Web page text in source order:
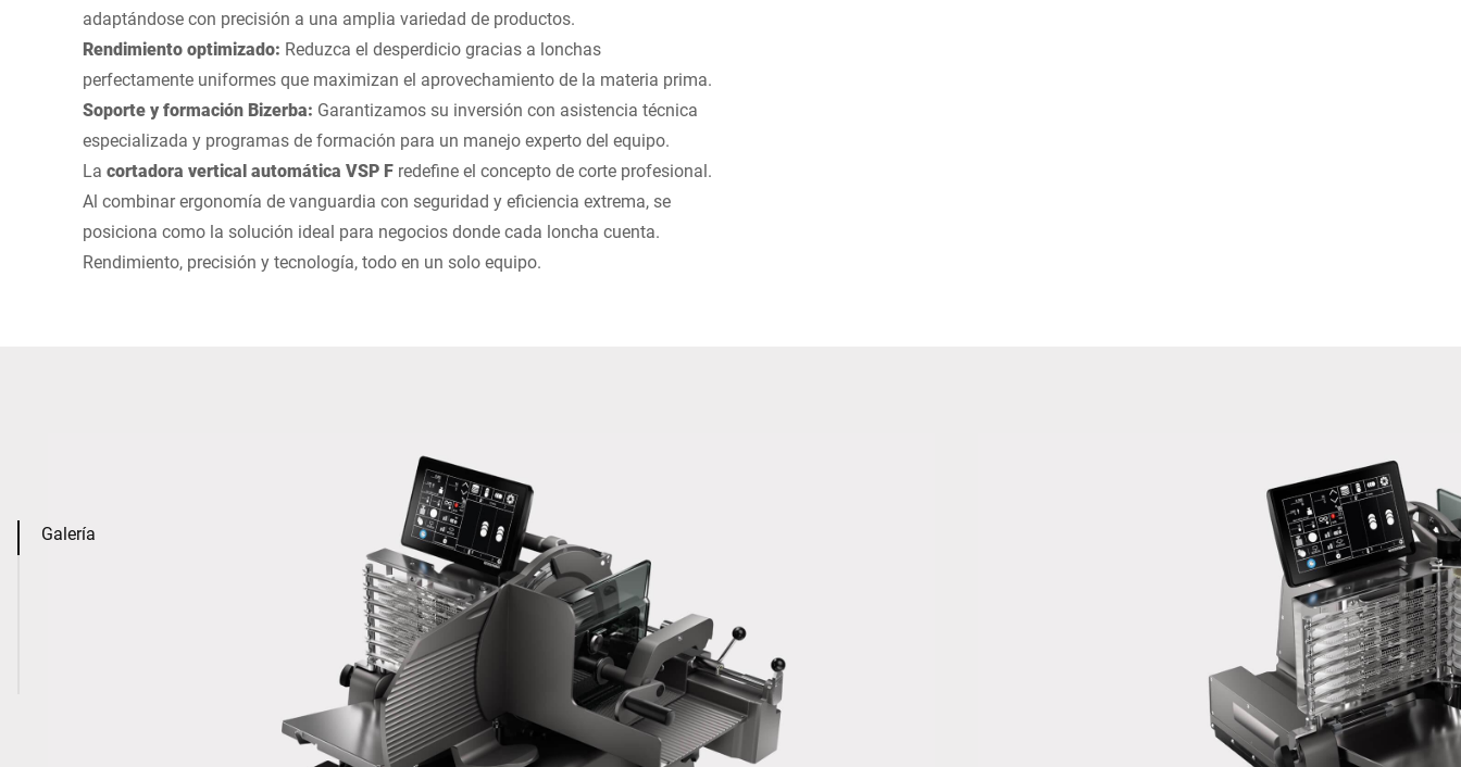
adaptándose con precisión a una amplia variedad de productos.
Rendimiento optimizado: Reduzca el desperdicio gracias a lonchas
perfectamente uniformes que maximizan el aprovechamiento de la materia prima.
Soporte y formación Bizerba: Garantizamos su inversión con asistencia técnica
especializada y programas de formación para un manejo experto del equipo.
La cortadora vertical automática VSP F redefine el concepto de corte profesional.
Al combinar ergonomía de vanguardia con seguridad y eficiencia extrema, se
posiciona como la solución ideal para negocios donde cada loncha cuenta.
Rendimiento, precisión y tecnología, todo en un solo equipo.
Galería